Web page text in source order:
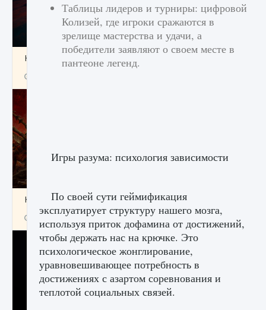
Как создавать предметы в Creatures of Ava
Как найти Гробницу Изгоев в Diablo 4
9 августа 2024 1 337
Таблицы лидеров и турниры: цифровой
Колизей, где игроки сражаются в
зрелище мастерства и удачи, а
победители заявляют о своем месте в
пантеоне легенд.
Игры разума: психология зависимости
По своей сути геймификация
эксплуатирует структуру нашего мозга,
используя приток дофамина от достижений,
чтобы держать нас на крючке. Это
психологическое жонглирование,
уравновешивающее потребность в
достижениях с азартом соревнования и
теплотой социальных связей.